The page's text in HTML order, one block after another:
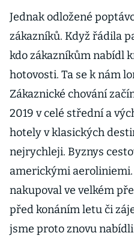
Jednak odložené
zákazníků. Když řádila
kdo zákazníkům nabídl
hotovosti. Ta se k nám
Zákaznické chování
2019 v celé střední a
hotely v klasických
nejrychleji. Byznys
americkými
nakupoval ve velkém
před konáním letu či
jsme proto znovu